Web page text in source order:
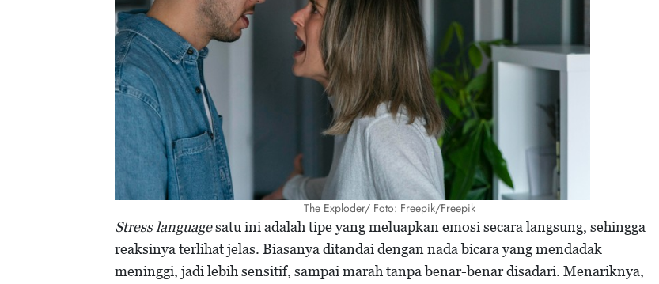
The Exploder/ Foto: Freepik/Freepik
Stress languagesatu ini adalah tipe yang meluapkan emosi secara langsung, sehingga
reaksinya terlihat jelas. Biasanya ditandai dengan nada bicara yang mendadak
meninggi, jadi lebih sensitif, sampai marah tanpa benar-benar disadari. Menariknya,